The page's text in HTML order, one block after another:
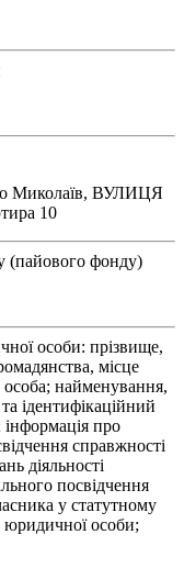
Миколаїв, ВУЛИЦЯ
10
(пайового фонду)
особи: прізвище,
місце
найменування,
ідентифікаційний
про
справжності
діяльності
посвідчення
у статутному
юридичної особи;